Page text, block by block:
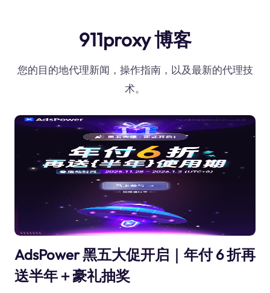
911proxy 博客
您的目的地代理新闻，操作指南，以及最新的代理技
术。
AdsPower 黑五大促开启｜年付 6 折再
送半年＋豪礼抽奖